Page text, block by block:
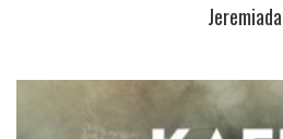
Jeremiada